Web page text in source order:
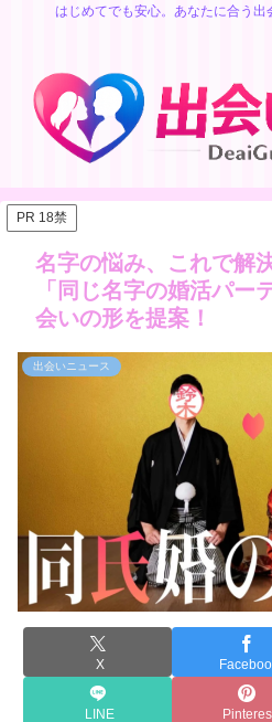
はじめてでも安心。あなたに合う出
PR 18禁
名字の悩み、これで解
「同じ名字の婚活パー
会いの形を提案！
出会いニュース
X
LINE